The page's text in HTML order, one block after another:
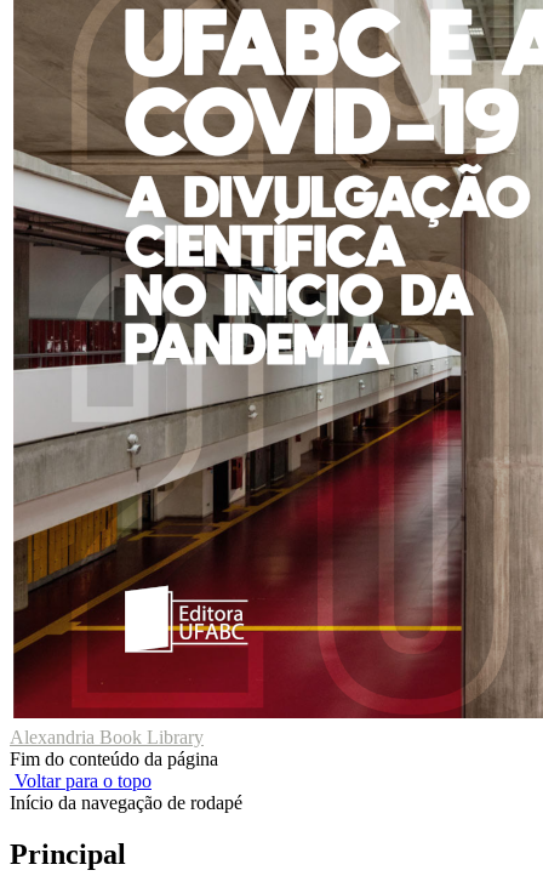
Alexandria Book Library
Fim do conteúdo da página
Voltar para o topo
Início da navegação de rodapé
Principal